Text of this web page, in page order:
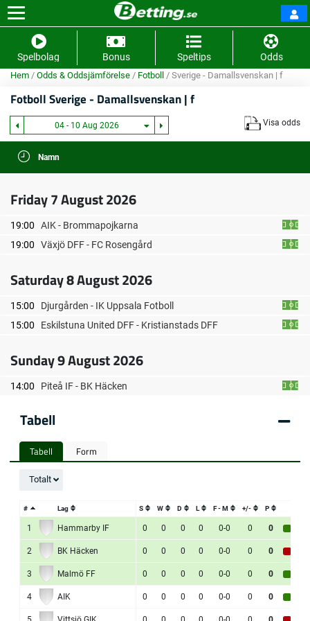
Spelbolag Bonus Speltips Odds
Hem / Odds & Oddsjämförelse / Fotboll / Sverige - Damallsvenskan | f
FotbollSverige - Damallsvenskan | f
Visa odds
04 - 10 Aug 2026
Namn
Friday 7 August 2026
19:00
AIK - Brommapojkarna
19:00
Växjö DFF - FC Rosengård
Saturday 8 August 2026
15:00
Djurgården - IK Uppsala Fotboll
15:00
Eskilstuna United DFF - Kristianstads DFF
Sunday 9 August 2026
14:00 Piteå IF - BK Häcken
Tabell
Tabell Form
Totalt
# Lag S W D L F - M +/- P
1 Hammarby IF 0 0 0 0 0-0 0 0 W
2 BK Häcken 0 0 0 0 0-0 0 0 L
3 Malmö FF 0 0 0 0 0-0 0 0 W
4 AIK 0 0 0 0 0-0 0 0 W
# Lag
1 Hammarby IF
2 BK Häcken
3 Malmö FF
4 AIK